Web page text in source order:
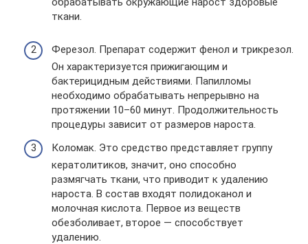
ткани.
Ферезол. Препарат содержит фенол и трикрезол.
Он характеризуется прижигающим и
бактерицидным действиями. Папилломы
необходимо обрабатывать непрерывно на
протяжении 10–60 минут. Продолжительность
процедуры зависит от размеров нароста.
Коломак. Это средство представляет группу
кератолитиков, значит, оно способно
размягчать ткани, что приводит к удалению
нароста. В состав входят полидоканол и
молочная кислота. Первое из веществ
обезболивает, второе — способствует
удалению.